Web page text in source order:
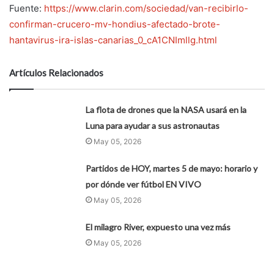
Fuente: https://www.clarin.com/sociedad/van-recibirlo-
confirman-crucero-mv-hondius-afectado-brote-
hantavirus-ira-islas-canarias_0_cA1CNImllg.html
Artículos Relacionados
La flota de drones que la NASA usará en la
Luna para ayudar a sus astronautas
May 05, 2026
Partidos de HOY, martes 5 de mayo: horario y
por dónde ver fútbol EN VIVO
May 05, 2026
El milagro River, expuesto una vez más
May 05, 2026